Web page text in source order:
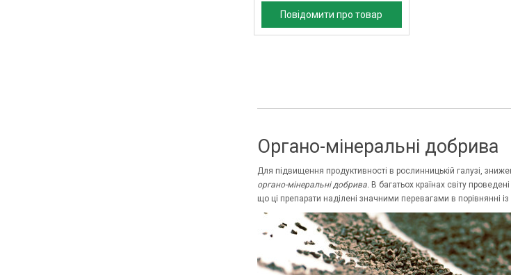
Повідомити про товар
Органо-мінеральні добрива
Для підвищення продуктивності в рослинницькій галузі,
органо-мінеральні добрива. В багатьох країнах світу
що ці препарати наділені значними перевагами в порівнянні